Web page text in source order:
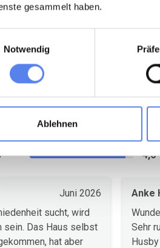
gesammelt haben.
Notwendig
Ablehnen
Ferienhaus mit
und Entspannung suchen.
Hygge – umgeben von Wald,
Urlauber
Grundstück
4,6
Juni 2026
sucht, wird
sein. Das Haus selbst
hat aber
Anke
Sehr